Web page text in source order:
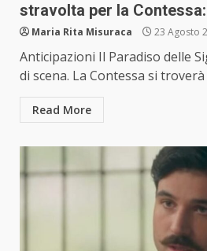
stravolta per la
Maria Rita Misuraca 23 Agosto
Anticipazioni Il Paradiso delle
di scena. La Contessa si
Read More